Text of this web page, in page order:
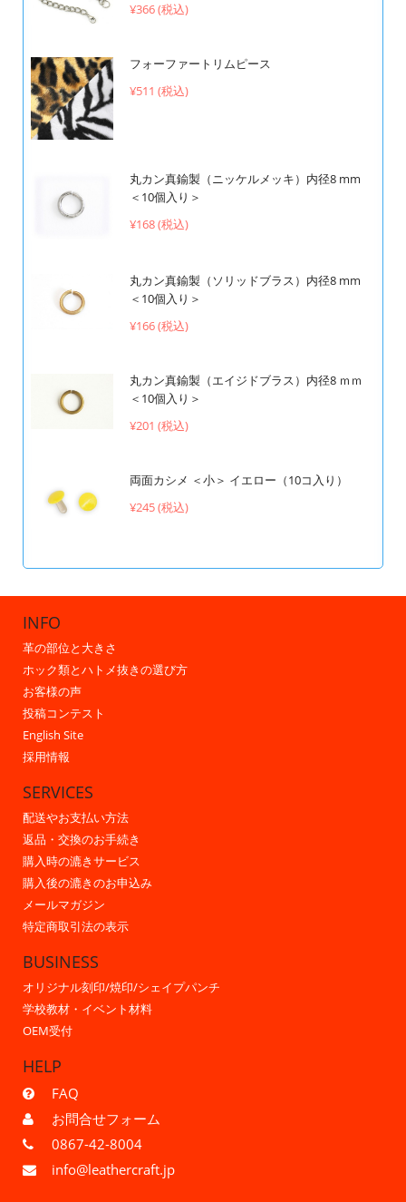
¥366 (税込)
フォーファートリムピース
¥511 (税込)
丸カン真鍮製（ニッケルメッキ）内径8 mm
＜10個入り＞
¥168 (税込)
丸カン真鍮製（ソリッドブラス）内径8 mm
＜10個入り＞
¥166 (税込)
丸カン真鍮製（エイジドブラス）内径8 ｍｍ
＜10個入り＞
¥201 (税込)
両面カシメ ＜小＞ イエロー（10コ入り）
¥245 (税込)
INFO
革の部位と大きさ
ホック類とハトメ抜きの選び方
お客様の声
投稿コンテスト
English Site
採用情報
SERVICES
配送やお支払い方法
返品・交換のお手続き
購入時の漉きサービス
購入後の漉きのお申込み
メールマガジン
特定商取引法の表示
BUSINESS
オリジナル刻印/焼印/シェイプパンチ
学校教材・イベント材料
OEM受付
HELP
FAQ
お問合せフォーム
0867-42-8004
info@leathercraft.jp